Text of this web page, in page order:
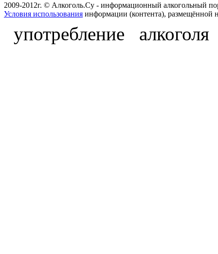
2009-2012г. © Алкоголь.Су - информационный алкогольный
Условия использования информации (контента), размещённой
употребление